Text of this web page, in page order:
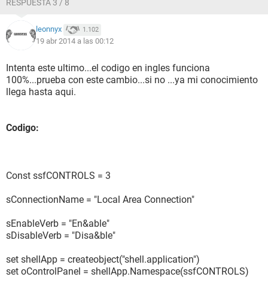
RESPUESTA 3 / 8
leonnyx 1.102
19 abr 2014 a las 00:12
Intenta este ultimo...el codigo en ingles funciona
100%...prueba con este cambio...si no ...ya mi conocimiento
llega hasta aqui.
Codigo:
Const ssfCONTROLS = 3
sConnectionName = "Local Area Connection"
sEnableVerb = "En&able"
sDisableVerb = "Disa&ble"
set shellApp = createobject("shell.application")
set oControlPanel = shellApp.Namespace(ssfCONTROLS)